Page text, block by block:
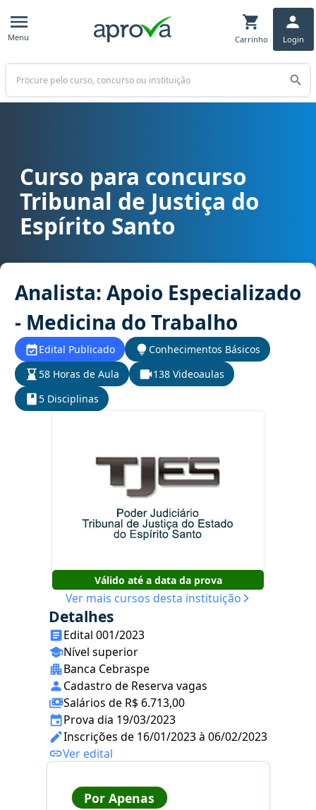
Menu Carrinho Login
Buscar
Curso para concurso TJ ES - Tribunal de Justiça do Espírito
Curso para concurso
Tribunal de Justiça do
Espírito Santo
Analista: Apoio Especializado
- Medicina do Trabalho
Edital Publicado
Conhecimentos Básicos
58 Horas de Aula
138 Videoaulas
5 Disciplinas
Válido até a data da prova
Ver mais cursos desta instituição
Detalhes
Edital 001/2023
Nível superior
Banca Cebraspe
Cadastro de Reserva vagas
Salários de R$ 6.713,00
Prova dia 19/03/2023
Inscrições de 16/01/2023 à 06/02/2023
Ver edital
Por Apenas